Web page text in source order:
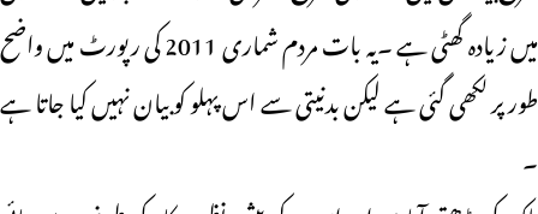
میں زیادہ گھٹی ہے ۔یہ بات مردم شماری 2011 کی رپورٹ میں واضح
طور پر لکھی گئی ہے لیکن بدنیتی سے اس پہلو کو بیان نہیں کیا جاتا ہے
۔